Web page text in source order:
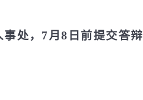
处， 7月8 日前提交答辩